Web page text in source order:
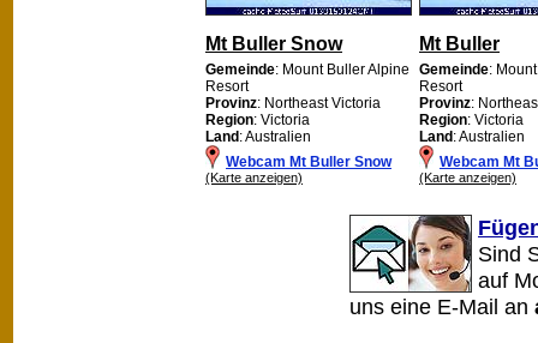
Mt Buller Snow
Gemeinde: Mount Buller Alpine
Resort
Provinz: Northeast Victoria
Region: Victoria
Land: Australien
Webcam Mt Buller Snow
(Karte anzeigen)
Mt Buller
Gemeinde:
Resort
Provinz:
Region: Victoria
Land: Australien
Webcam Mt
(Karte anzeigen)
Sind
auf
uns eine E-Mail an